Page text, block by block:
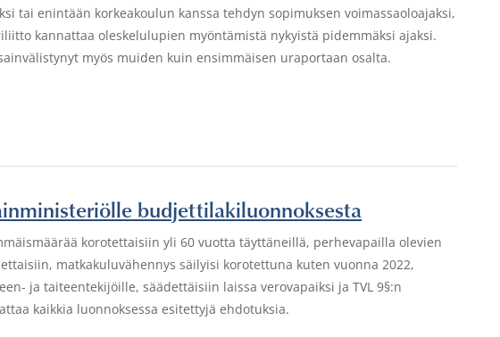
tai enintään korkeakoulun kanssa tehdyn sopimuksen voimassaoloajaksi,
kannattaa oleskelulupien myöntämistä nykyistä pidemmäksi ajaksi.
myös muiden kuin ensimmäisen uraportaan osalta.
budjettilakiluonnoksesta
korotettaisiin yli 60 vuotta täyttäneillä, perhevapailla olevien
matkakuluvähennys säilyisi korotettuna kuten vuonna 2022,
ja taiteentekijöille, säädettäisiin laissa verovapaiksi ja TVL 9§:n
kaikkia luonnoksessa esitettyjä ehdotuksia.